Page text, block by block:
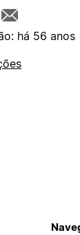
há 56 anos